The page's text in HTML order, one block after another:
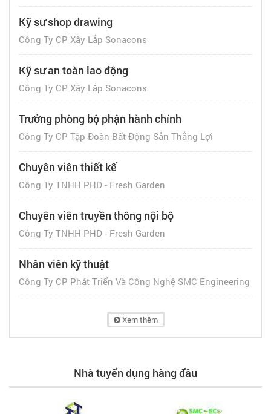
Kỹ sư shop drawing
Công Ty CP Xây Lắp Sonacons
Kỹ sư an toàn lao động
Công Ty CP Xây Lắp Sonacons
Trưởng phòng bộ phận hành chính
Công Ty CP Tập Đoàn Bất Động Sản Thắng Lợi
Chuyên viên thiết kế
Công Ty TNHH PHD - Fresh Garden
Chuyên viên truyền thông nội bộ
Công Ty TNHH PHD - Fresh Garden
Nhân viên kỹ thuật
Công Ty CP Phát Triển Và Công Nghệ SMC Engineering
Xem thêm
Nhà tuyển dụng hàng đầu